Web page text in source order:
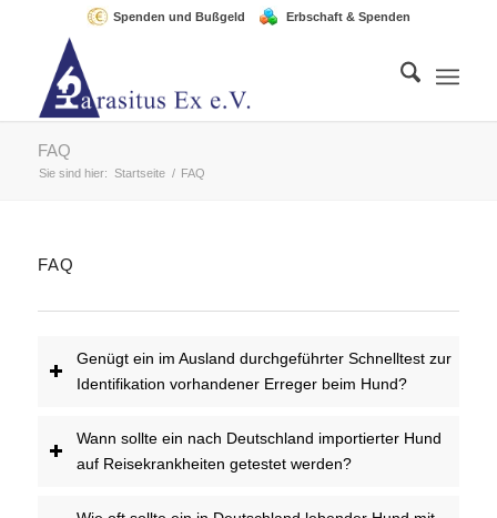
Spenden und Bußgeld Erbschaft & Spenden
FAQ
Sie sind hier: Startseite / FAQ
FAQ
Genügt ein im Ausland durchgeführter Schnelltest zur
Identifikation vorhandener Erreger beim Hund?
Wann sollte ein nach Deutschland importierter Hund
auf Reisekrankheiten getestet werden?